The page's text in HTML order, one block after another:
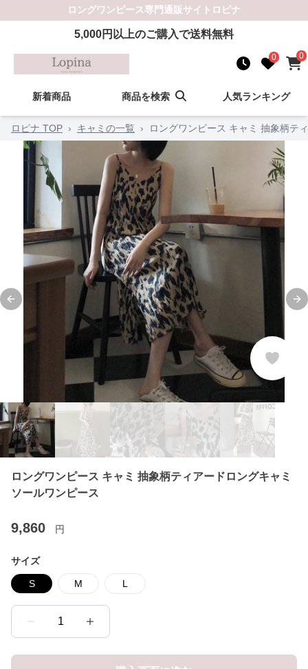
ロングワンピース専門通販サイト ロピナ
5,000円以上のご購入で送料無料
0 0
新着商品 商品を検索 人気ランキング
ロピナ TOP › キャミの一覧 › ロングワンピース キャミ 抽象柄テ
Previous slide
ロングワンピース キャミ 抽象柄ティアードロングキャミ
ソールワンピース
9,860 円
サイズ
S M L
1